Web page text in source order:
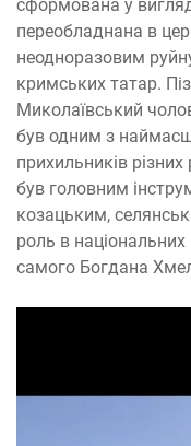
сформована у
переобладнана в
неодноразовим
кримських татар.
Миколаївський
був одним з
прихильників різних
був головним
козацьким,
роль в
самого Богдана